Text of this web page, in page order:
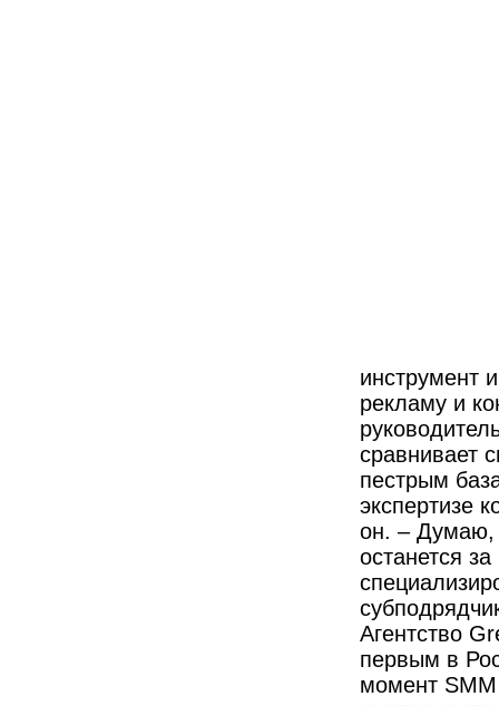
инструмент
рекламу и
сравнивает
пестрым
экспертизе
он. – Думаю,
останется
Агентство
первым в
момент